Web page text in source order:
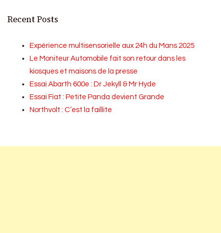
Recent Posts
Expérience multisensorielle aux 24h du Mans 2025
Le Moniteur Automobile fait son retour dans les
kiosques et maisons de la presse
Essai Abarth 600e : Dr Jekyll & Mr Hyde
Essai Fiat : Petite Panda devient Grande
Northvolt : C’est la faillite